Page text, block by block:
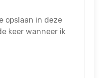
opslaan in deze
keer wanneer ik